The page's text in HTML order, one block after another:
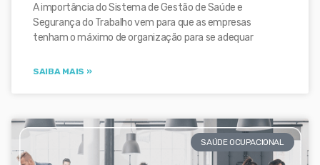
A importância do Sistema de Gestão de Saúde e
Segurança do Trabalho vem para que as empresas
tenham o máximo de organização para se adequar
SAIBA MAIS »
SAÚDE OCUPACIONAL